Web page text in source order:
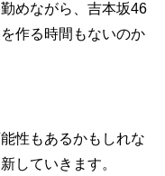
めながら、吉本坂46
作る時間もないのか
性もあるかもしれな
していきます。